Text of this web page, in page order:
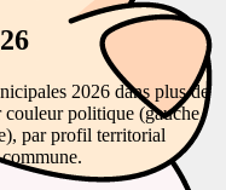
2026 dans plus de
couleur politique (gauche,
par profil territorial